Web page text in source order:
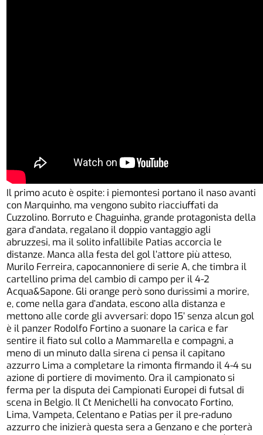
Il primo acuto è ospite: i piemontesi portano il naso avanti
con Marquinho, ma vengono subito riacciuffati da
Cuzzolino. Borruto e Chaguinha, grande protagonista della
gara d’andata, regalano il doppio vantaggio agli
abruzzesi, ma il solito infallibile Patias accorcia le
distanze. Manca alla festa del gol l’attore più atteso,
Murilo Ferreira, capocannoniere di serie A, che timbra il
cartellino prima del cambio di campo per il 4-2
Acqua&Sapone. Gli orange però sono durissimi a morire,
e, come nella gara d’andata, escono alla distanza e
mettono alle corde gli avversari: dopo 15’ senza alcun gol
è il panzer Rodolfo Fortino a suonare la carica e far
sentire il fiato sul collo a Mammarella e compagni, a
meno di un minuto dalla sirena ci pensa il capitano
azzurro Lima a completare la rimonta firmando il 4-4 su
azione di portiere di movimento. Ora il campionato si
ferma per la disputa dei Campionati Europei di futsal di
scena in Belgio. Il Ct Menichelli ha convocato Fortino,
Lima, Vampeta, Celentano e Patias per il pre-raduno
azzurro che inizierà questa sera a Genzano e che porterà